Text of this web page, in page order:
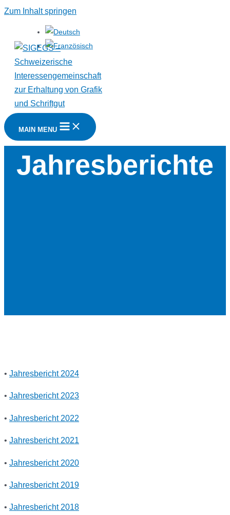
Zum Inhalt springen
MAIN MENU
Jahresberichte
• Jahresbericht 2024
• Jahresbericht 2023
• Jahresbericht 2022
• Jahresbericht 2021
• Jahresbericht 2020
• Jahresbericht 2019
• Jahresbericht 2018